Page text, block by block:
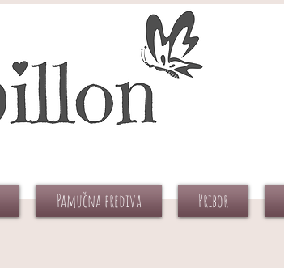
Pamučna prediva Pribor